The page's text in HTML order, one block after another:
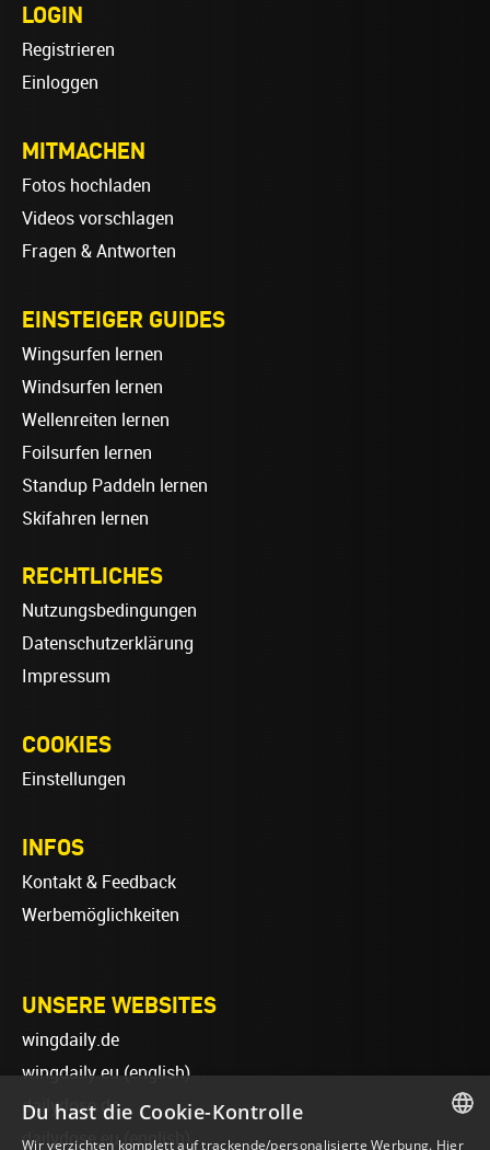
LOGIN
Registrieren
Einloggen
MITMACHEN
Fotos hochladen
Videos vorschlagen
Fragen & Antworten
EINSTEIGER GUIDES
Wingsurfen lernen
Windsurfen lernen
Wellenreiten lernen
Foilsurfen lernen
Standup Paddeln lernen
Skifahren lernen
RECHTLICHES
Nutzungsbedingungen
Datenschutzerklärung
Impressum
COOKIES
Einstellungen
INFOS
Kontakt & Feedback
Werbemöglichkeiten
UNSERE WEBSITES
wingdaily.de
wingdaily.eu(english)
dailydose.de
dailydose.eu (english)
Du hast die Cookie-Kontrolle
Wir verzichten komplett auf trackende/personalisierte Werbung. Hier